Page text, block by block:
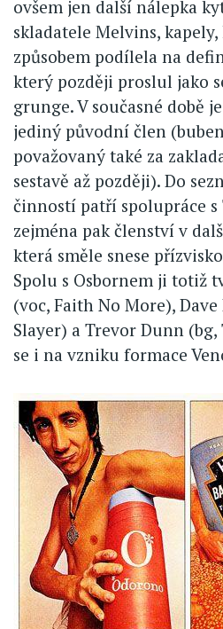
ovšem jen další nálepka
skladatele Melvins,
způsobem podílela na
který později proslul jako
grunge. V současné době
jediný původní člen
považovaný také za
sestavě až později). Do
činností patří spolupráce s
zejména pak členství v
která směle snese
Spolu s Osbornem ji totiž
(voc, Faith No More),
Slayer) a Trevor Dunn
se i na vzniku formace